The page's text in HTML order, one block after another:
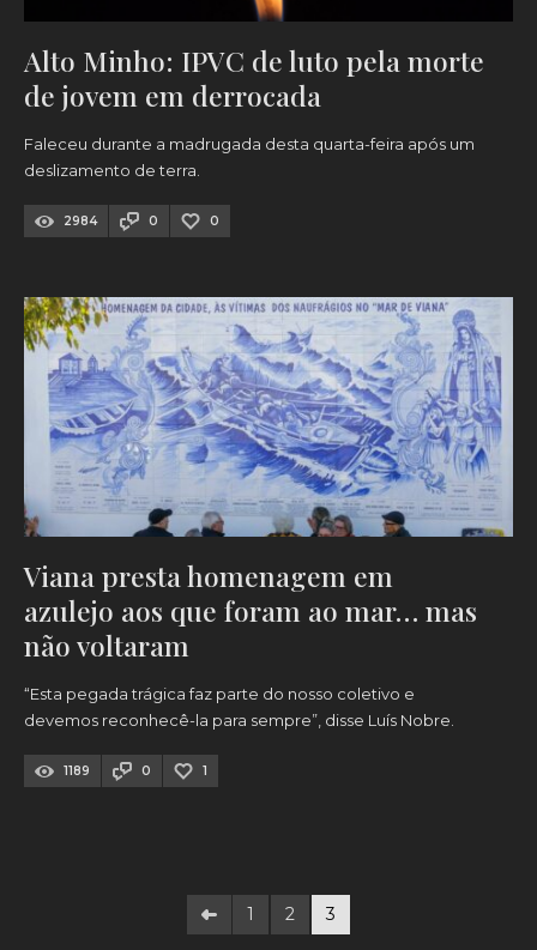
Alto Minho: IPVC de luto pela morte
de jovem em derrocada
Faleceu durante a madrugada desta quarta-feira após um
deslizamento de terra.
2984 0 0
Viana presta homenagem em
azulejo aos que foram ao mar… mas
não voltaram
“Esta pegada trágica faz parte do nosso coletivo e
devemos reconhecê-la para sempre”, disse Luís Nobre.
1189 0 1
1 2 3